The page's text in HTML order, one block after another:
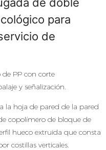
para
de
PP con corte
y señalización.
la hoja de pared de la pared
copolímero de bloque de
hueco extruida que consta
costillas verticales.